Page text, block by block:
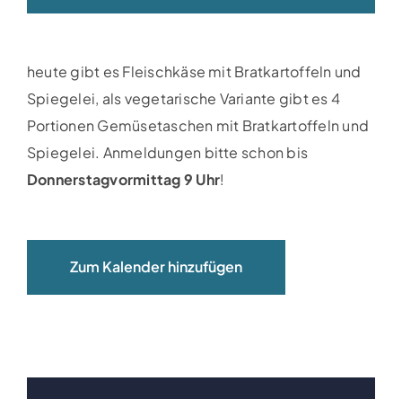
Clubboote
Clubhaus
heute gibt es Fleischkäse mit Bratkartoffeln und
Spiegelei, als vegetarische Variante gibt es 4
Portionen Gemüsetaschen mit Bratkartoffeln und
Spiegelei. Anmeldungen bitte schon bis
Donnerstagvormittag 9 Uhr!
Zum Kalender hinzufügen